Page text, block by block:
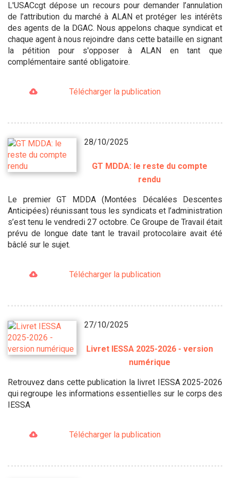
L'USACcgt dépose un recours pour demander l’annulation
de l’attribution du marché à ALAN et protéger les intérêts
des agents de la DGAC. Nous appelons chaque syndicat et
chaque agent à nous rejoindre dans cette bataille en signant
la pétition pour s'opposer à ALAN en tant que
complémentaire santé obligatoire.
Télécharger la publication
28/10/2025
GT MDDA: le reste du compte
rendu
Le premier GT MDDA (Montées Décalées Descentes
Anticipées) réunissant tous les syndicats et l’administration
s’est tenu le vendredi 27 octobre. Ce Groupe de Travail était
prévu de longue date tant le travail protocolaire avait été
bâclé sur le sujet.
Télécharger la publication
27/10/2025
Livret IESSA 2025-2026 - version
numérique
Retrouvez dans cette publication la livret IESSA 2025-2026
qui regroupe les informations essentielles sur le corps des
IESSA
Télécharger la publication